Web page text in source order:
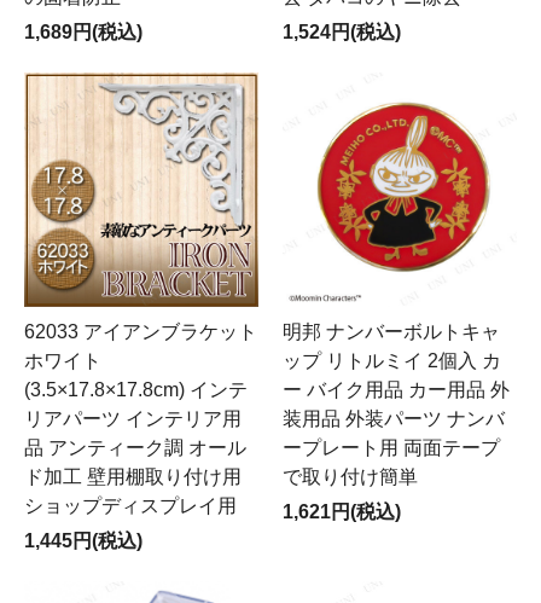
1,689円(税込)
1,524円(税込)
62033 アイアンブラケット
ホワイト
(3.5×17.8×17.8cm) インテ
リアパーツ インテリア用
品 アンティーク調 オール
ド加工 壁用棚取り付け用
ショップディスプレイ用
1,445円(税込)
明邦 ナンバーボルトキャ
ップ リトルミイ 2個入 カ
ー バイク用品 カー用品 外
装用品 外装パーツ ナンバ
ープレート用 両面テープ
で取り付け簡単
1,621円(税込)